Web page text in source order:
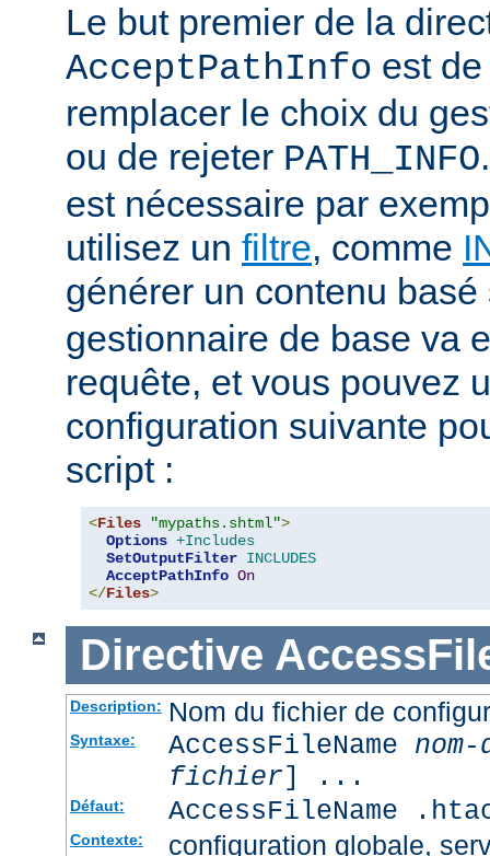
Le but premier de la
AcceptPathInfo est
remplacer le choix du
ou de rejeter PATH_INFO
est nécessaire par
utilisez un filtre, comme
générer un contenu
gestionnaire de base va
requête, et vous pouvez
configuration suivante
script :
<Files "mypaths.shtml">
Options +Includes
SetOutputFilter INCLUDES
AcceptPathInfo On
</Files>
Directive
Description: Nom du fichier de
Syntaxe: AccessFileName
fichier] ...
Défaut: AccessFileName
Contexte: configuration globale,